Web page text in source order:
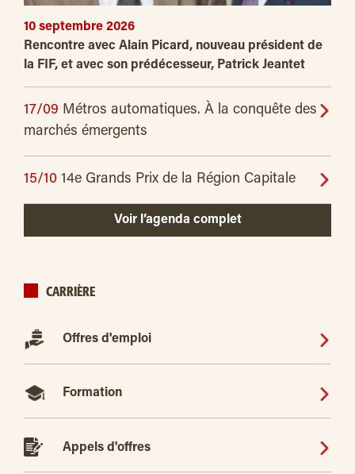
10 septembre 2026
Rencontre avec Alain Picard, nouveau président de
la FIF, et avec son prédécesseur, Patrick Jeantet
17/09 Métros automatiques. À la conquête des
marchés émergents
15/10 14e Grands Prix de la Région Capitale
Voir l’agenda complet
CARRIÈRE
Offres d'emploi
Formation
Appels d'offres